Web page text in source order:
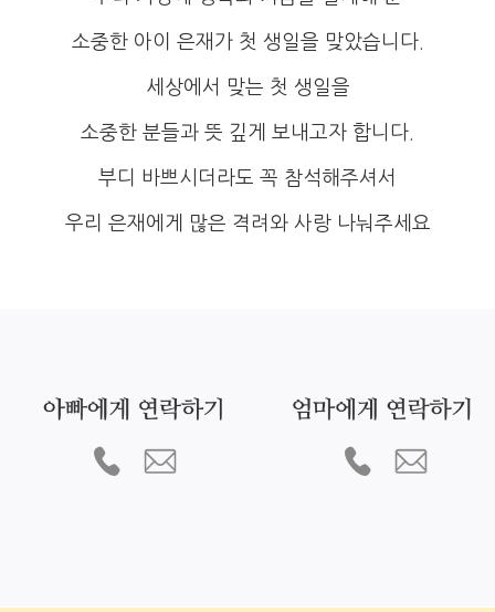
소중한 아이 은재가 첫 생일을 맞았습니다.
세상에서 맞는 첫 생일을
소중한 분들과 뜻 깊게 보내고자 합니다.
부디 바쁘시더라도 꼭 참석해주셔서
우리 은재에게 많은 격려와 사랑 나눠주세요